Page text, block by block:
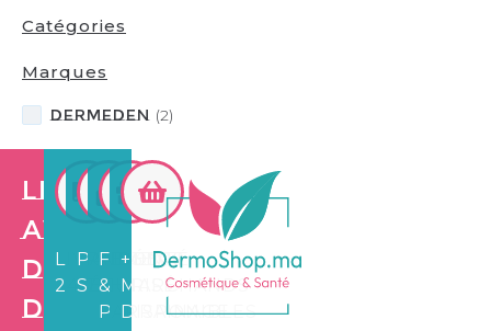
Catégories
Marques
DermEden (2)
Les
avantages
de
Dermo
LIVRAISON
24/72H
PAIEMENT
SÉCURISÉ
FIDÉLITÉ
&
PARRAINAGE
+3.500
MARCHANDS
DISPONIBLES